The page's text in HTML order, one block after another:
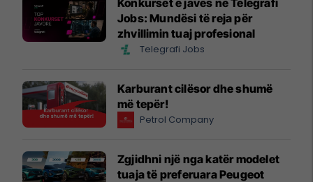
Jobs: Mundësi të reja për
zhvillimin tuaj profesional
Telegrafi Jobs
Karburant cilësor dhe shumë
më tepër!
Petrol Company
Zgjidhni një nga katër modelet
tuaja të preferuara Peugeot